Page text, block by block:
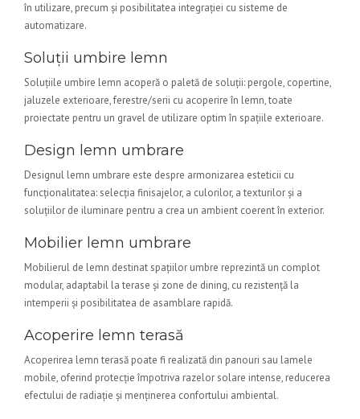
în utilizare, precum și posibilitatea integrației cu sisteme de
automatizare.
Soluții umbire lemn
Soluțiile umbire lemn acoperă o paletă de soluții: pergole, copertine,
jaluzele exterioare, ferestre/serii cu acoperire în lemn, toate
proiectate pentru un gravel de utilizare optim în spațiile exterioare.
Design lemn umbrare
Designul lemn umbrare este despre armonizarea esteticii cu
funcționalitatea: selecția finisajelor, a culorilor, a texturilor și a
soluțiilor de iluminare pentru a crea un ambient coerent în exterior.
Mobilier lemn umbrare
Mobilierul de lemn destinat spațiilor umbre reprezintă un complot
modular, adaptabil la terase și zone de dining, cu rezistență la
intemperii și posibilitatea de asamblare rapidă.
Acoperire lemn terasă
Acoperirea lemn terasă poate fi realizată din panouri sau lamele
mobile, oferind protecție împotriva razelor solare intense, reducerea
efectului de radiație și menținerea confortului ambiental.